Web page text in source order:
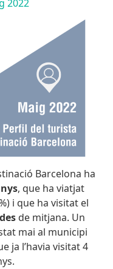
2022
Barcelona ha
, que ha viatjat
i que ha visitat el
de mitjana. Un
mai al municipi
ja l’havia visitat 4